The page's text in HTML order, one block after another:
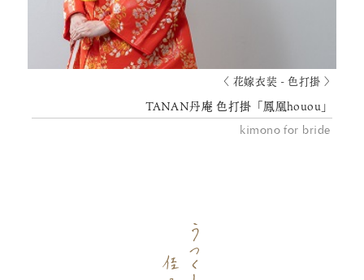
〈 花嫁衣装 - 色打掛 〉
TANAN丹庵 色打掛「鳳凰houou」
kimono for bride